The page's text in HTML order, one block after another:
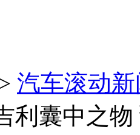
汽车滚动
利囊中之物